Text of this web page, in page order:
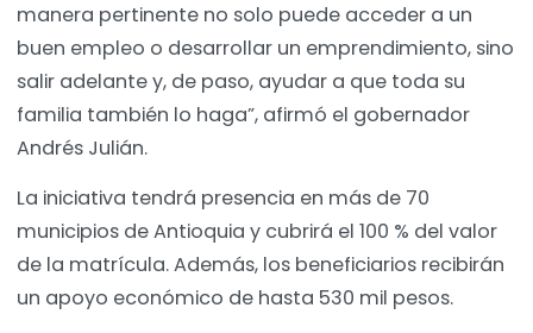
manera pertinente no solo puede acceder a un
buen empleo o desarrollar un emprendimiento, sino
salir adelante y, de paso, ayudar a que toda su
familia también lo haga”, afirmó el gobernador
Andrés Julián.
La iniciativa tendrá presencia en más de 70
municipios de Antioquia y cubrirá el 100 % del valor
de la matrícula. Además, los beneficiarios recibirán
un apoyo económico de hasta 530 mil pesos.